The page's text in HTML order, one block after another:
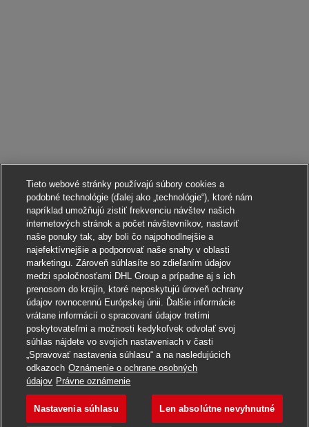
Uchádzať sa o toto pracovné miesto
Uložiť pracovné miesto Verkäufer
Tieto webové stránky používajú súbory cookies a
podobné technológie (ďalej ako „technológie“), ktoré nám
napríklad umožňujú zistiť frekvenciu návštev našich
internetových stránok a počet návštevníkov, nastaviť
naše ponuky tak, aby boli čo najpohodlnejšie a
najefektívnejšie a podporovať naše snahy v oblasti
marketingu. Zároveň súhlasíte so zdieľaním údajov
medzi spoločnosťami DHL Group a prípadne aj s ich
prenosom do krajín, ktoré neposkytujú úroveň ochrany
údajov rovnocennú Európskej únii. Ďalšie informácie
vrátane informácií o spracovaní údajov tretími
poskytovateľmi a možnosti kedykoľvek odvolať svoj
súhlas nájdete vo svojich nastaveniach v časti
„Spravovať nastavenia súhlasu“ a na nasledujúcich
odkazoch Oznámenie o ochrane osobných
údajov Právne oznámenie
Nastavenia súhlasu Len absolútne nevyhnutné